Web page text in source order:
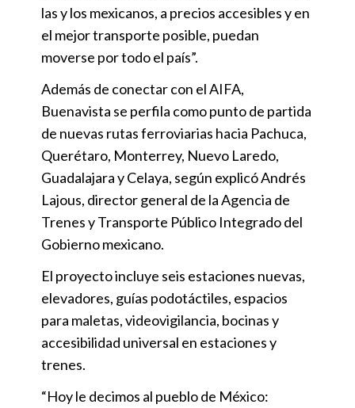
las y los mexicanos, a precios accesibles y en
el mejor transporte posible, puedan
moverse por todo el país”.
Además de conectar con el AIFA,
Buenavista se perfila como punto de partida
de nuevas rutas ferroviarias hacia Pachuca,
Querétaro, Monterrey, Nuevo Laredo,
Guadalajara y Celaya, según explicó Andrés
Lajous, director general de la Agencia de
Trenes y Transporte Público Integrado del
Gobierno mexicano.
El proyecto incluye seis estaciones nuevas,
elevadores, guías podotáctiles, espacios
para maletas, videovigilancia, bocinas y
accesibilidad universal en estaciones y
trenes.
“Hoy le decimos al pueblo de México: